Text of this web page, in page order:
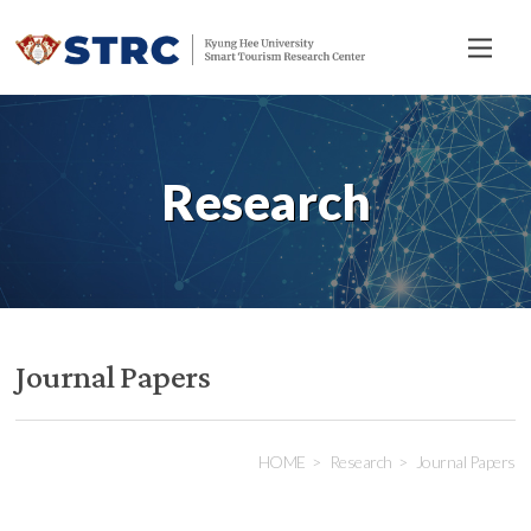
전
체
메
뉴
Research
Journal Papers
HOME Research Journal Papers